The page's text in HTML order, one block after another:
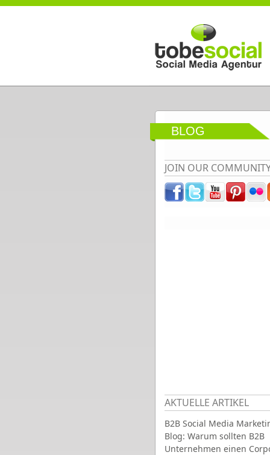
Direkt zum Inhalt
BLOG
JOIN OUR
AKTUELLE ARTIKEL
B2B Social Media
Blog: Warum sollten B2B
Unternehmen einen